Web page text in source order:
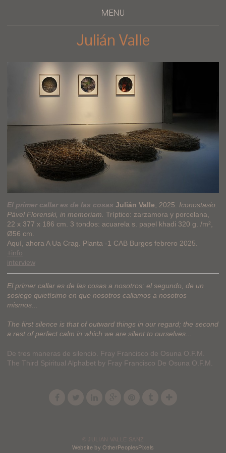
MENU
Julián Valle
El primer callar es de las cosas Julián Valle, 2025. Iconostasio.
Pável Florenski, in memoriam. Tríptico: zarzamora y porcelana,
22 x 377 x 186 cm. 3 tondos: acuarela s. papel khadi 320 g. /m²,
Ø56 cm.
Aquí, ahora A Ua Crag. Planta -1 CAB Burgos febrero 2025.
+info
interview
El primer callar es de las cosas a nosotros; el segundo, de un
sosiego quietísimo en que nosotros callamos a nosotros
mismos...
The first silence is that of outward things in our regard; the second
a rest of perfect calm in which we are silent to ourselves...
De tres maneras de silencio. Fray Francisco de Osuna O.F.M.
The Third Spiritual Alphabet by Fray Francisco De Osuna O.F.M.
© JULIAN VALLE SANZ
Website by OtherPeoplesPixels